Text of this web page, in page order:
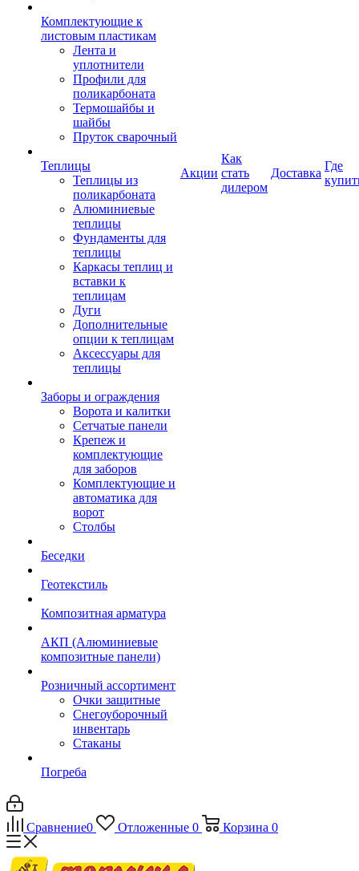
Комплектующие к
листовым пластикам
Лента и
уплотнители
Профили для
поликарбоната
Термошайбы и
шайбы
Пруток сварочный
Теплицы
Теплицы из
поликарбоната
Алюминиевые
теплицы
Фундаменты для
теплицы
Каркасы теплиц и
вставки к
теплицам
Дуги
Дополнительные
опции к теплицам
Аксессуары для
теплицы
Заборы и ограждения
Ворота и калитки
Сетчатые панели
Крепеж и
комплектующие
для заборов
Комплектующие и
автоматика для
ворот
Столбы
Беседки
Геотекстиль
Композитная арматура
АКП (Алюминиевые
композитные панели)
Розничный ассортимент
Очки защитные
Снегоуборочный
инвентарь
Стаканы
Погреба
Акции
Как
стать
дилером
Доставка
Где
Сравнение0 Отложенные 0 Корзина 0